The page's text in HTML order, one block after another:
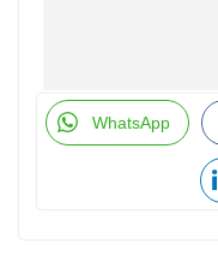
WhatsApp